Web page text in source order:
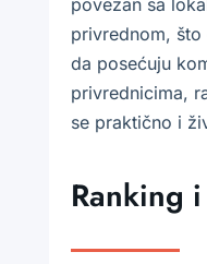
privrednom, što
da posećuju
privrednicima,
se praktično i
Ranking